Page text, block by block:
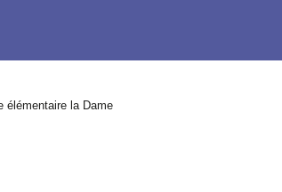
élémentaire la Dame